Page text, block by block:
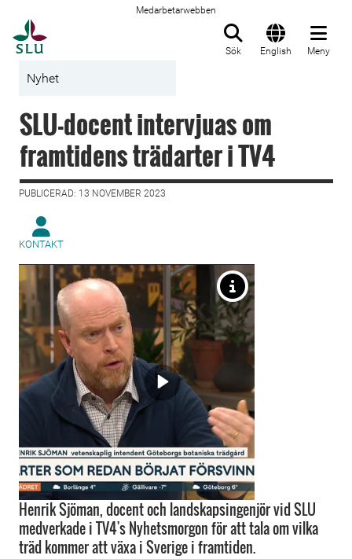
Medarbetarwebben
Sök English Meny
Nyhet
SLU-docent intervjuas om
framtidens trädarter i TV4
PUBLICERAD: 13 NOVEMBER 2023
KONTAKT
Henrik Sjöman, docent och landskapsingenjör vid SLU
medverkade i TV4's Nyhetsmorgon för att tala om vilka
träd kommer att växa i Sverige i framtiden.